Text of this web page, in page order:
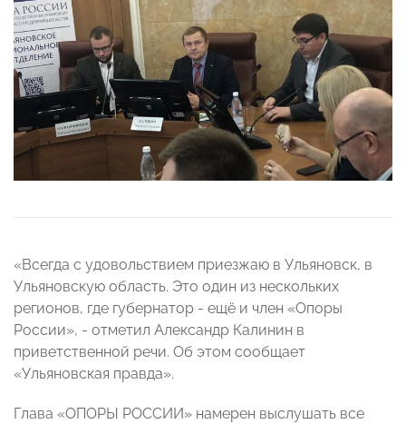
«Всегда с удовольствием приезжаю в Ульяновск, в
Ульяновскую область. Это один из нескольких
регионов, где губернатор - ещё и член «Опоры
России», - отметил Александр Калинин в
приветственной речи. Об этом сообщает
«Ульяновская правда».
Глава «ОПОРЫ РОССИИ» намерен выслушать все